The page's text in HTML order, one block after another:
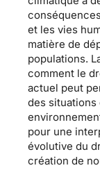
et les vies
matière de
populations.
comment le
actuel peut
des situations
pour une
évolutive du
création de